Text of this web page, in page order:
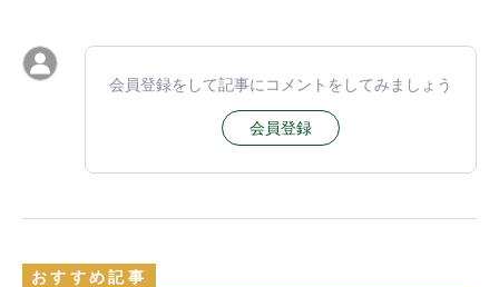
会員登録をして記事にコメントをしてみましょう
会員登録
おすすめ記事